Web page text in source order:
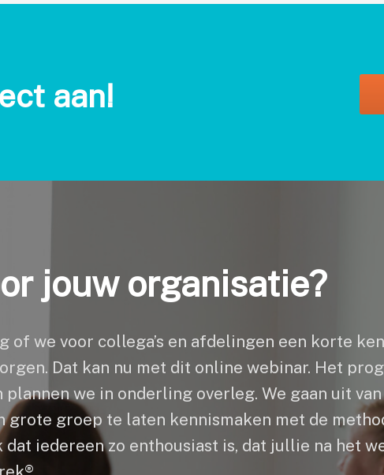
aan!
jouw organisatie?
of we voor collega’s en afdelingen een korte
Dat kan nu met dit online webinar. Het
we in onderling overleg. We gaan uit
groep te laten kennismaken met de
iedereen zo enthousiast is, dat jullie na het